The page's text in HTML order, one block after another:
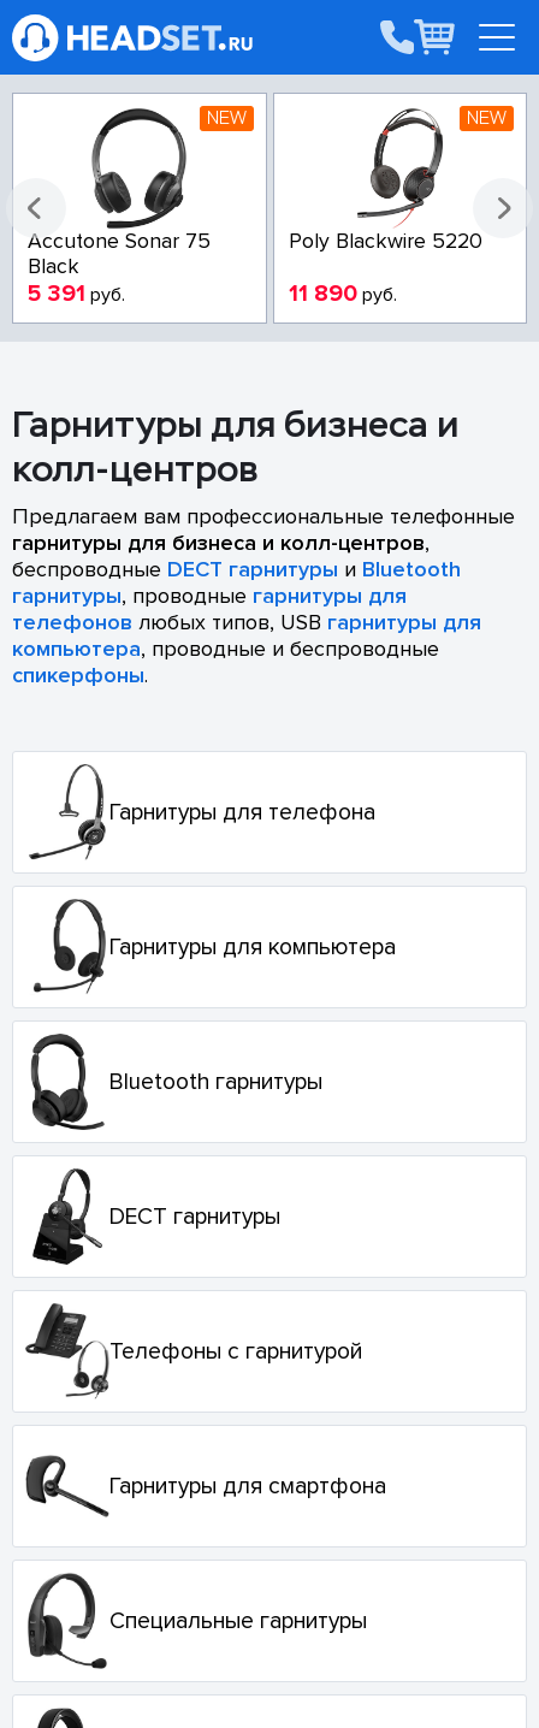
NEW
Accutone Sonar 75
Black
5 391 руб.
NEW
Poly Blackwire 5220
11 890руб.
Гарнитуры для бизнеса и
колл-центров
Предлагаем вам профессиональные телефонные
гарнитуры для бизнеса и колл-центров,
беспроводные DECT гарнитуры и Bluetooth
гарнитуры, проводные гарнитуры для
телефонов любых типов, USB гарнитуры для
компьютера, проводные и беспроводные
спикерфоны.
Гарнитуры для телефона
Гарнитуры для компьютера
Bluetooth гарнитуры
DECT гарнитуры
Телефоны с гарнитурой
Гарнитуры для смартфона
Специальные гарнитуры